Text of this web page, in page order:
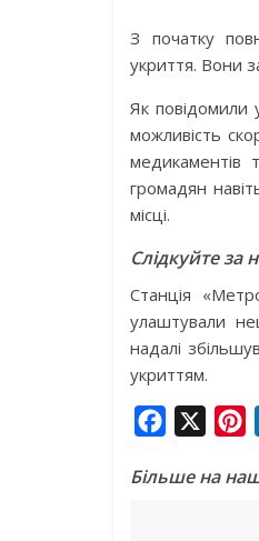
З початку
укриття. Вони
Як повідомили
можливість
медикаментів
громадян
місці.
Слідкуйте за
Станція
улаштували
надалі
укриттям.
c
n
Більше на